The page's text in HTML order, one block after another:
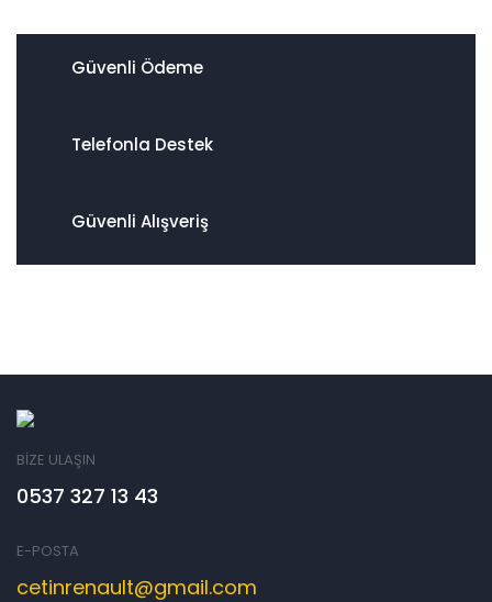
Güvenli Ödeme
Telefonla Destek
Güvenli Alışveriş
BİZE ULAŞIN
0537 327 13 43
E-POSTA
cetinrenault@gmail.com